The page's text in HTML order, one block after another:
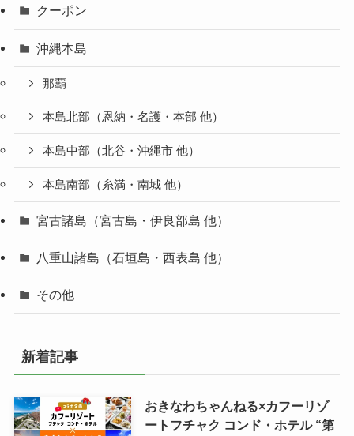
クーポン
沖縄本島
那覇
本島北部（恩納・名護・本部 他）
本島中部（北谷・沖縄市 他）
本島南部（糸満・南城 他）
宮古諸島（宮古島・伊良部島 他）
八重山諸島（石垣島・西表島 他）
その他
新着記事
おきなわちゃんねる×カフーリゾ
ートフチャク コンド・ホテル “第